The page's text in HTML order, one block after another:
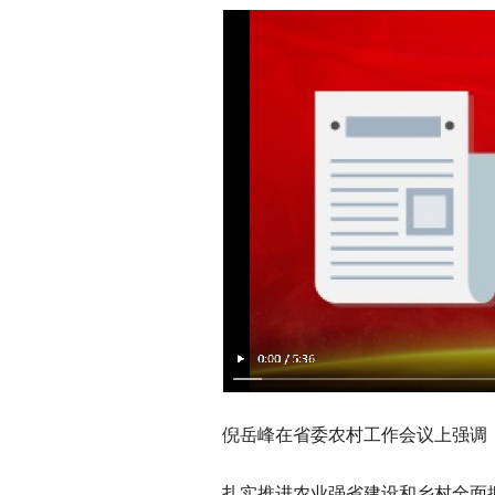
倪岳峰在省委农村工作会议上强调